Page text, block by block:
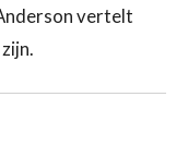
vertelt